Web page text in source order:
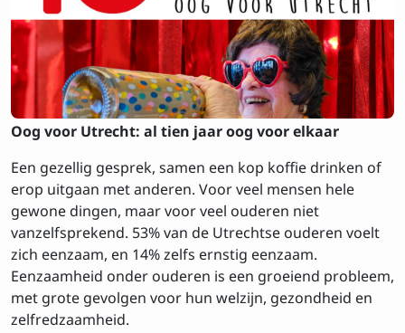
Oog voor Utrecht: al tien jaar oog voor elkaar
Een gezellig gesprek, samen een kop koffie drinken of
erop uitgaan met anderen. Voor veel mensen hele
gewone dingen, maar voor veel ouderen niet
vanzelfsprekend. 53% van de Utrechtse ouderen voelt
zich eenzaam, en 14% zelfs ernstig eenzaam.
Eenzaamheid onder ouderen is een groeiend probleem,
met grote gevolgen voor hun welzijn, gezondheid en
zelfredzaamheid.